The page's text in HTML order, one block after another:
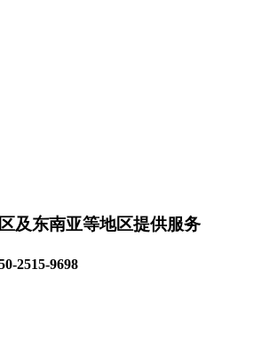
及东南亚等地区提供服务
2515-9698